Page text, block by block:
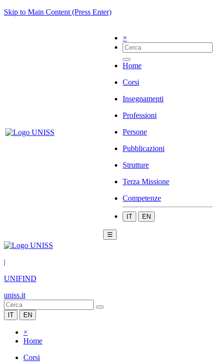
Skip to Main Content (Press Enter)
×
Home
Corsi
Insegnamenti
Professioni
Persone
Pubblicazioni
Strutture
Terza Missione
Competenze
IT EN
☰
|
UNIFIND
uniss.it
IT EN
×
Home
Corsi